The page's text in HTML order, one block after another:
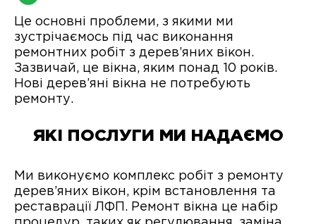
Це основні проблеми, з якими ми
зустрічаємось під час виконання
ремонтних робіт з дерев’яних вікон.
Зазвичай, це вікна, яким понад 10 років.
Нові дерев’яні вікна не потребують
ремонту.
ЯКІ ПОСЛУГИ МИ НАДАЄМО
Ми виконуємо комплекс робіт з ремонту
дерев’яних вікон, крім встановлення та
реставрації ЛФП. Ремонт вікна це набір